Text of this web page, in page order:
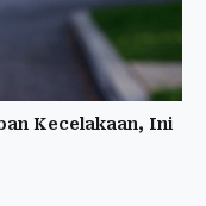
Kecelakaan, Ini